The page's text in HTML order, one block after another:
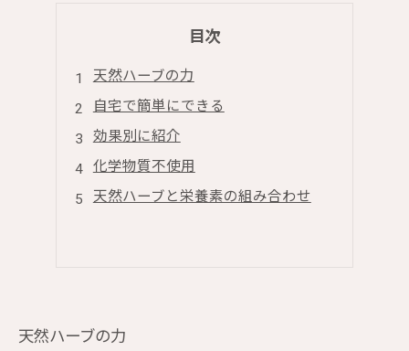
目次
天然ハーブの力
自宅で簡単にできる
効果別に紹介
化学物質不使用
天然ハーブと栄養素の組み合わせ
天然ハーブの力